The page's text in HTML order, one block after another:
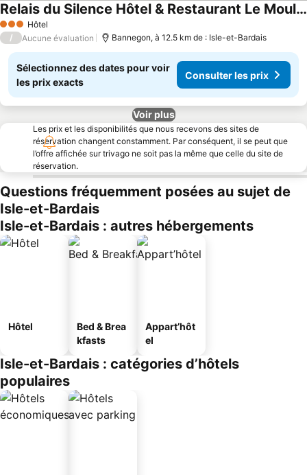
3 ÉtoilesHôtel
Relais du Silence Hôtel & Restaurant Le Moulin de Chaméron
/ Aucune évaluation Bannegon, à 12.5 km de : Isle-et-Bardais
Sélectionnez des dates pour voir
les prix exacts
Consulter les prix
Voir plus
Les prix et les disponibilités que nous recevons des sites de
réservation changent constamment. Par conséquent, il se peut que
l’offre affichée sur trivago ne soit pas la même que celle du site de
réservation.
Questions fréquemment posées au sujet de
Isle-et-Bardais
Isle-et-Bardais : autres hébergements
Hôtel
Bed & Brea
kfasts
Appart’hôt
el
Isle-et-Bardais : catégories d’hôtels
populaires